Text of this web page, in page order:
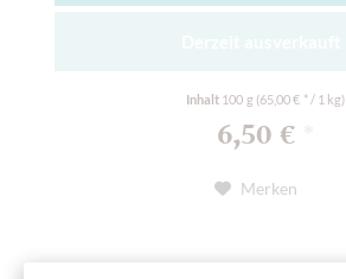
Inhalt 100 g (65,00 € * / 1 kg)
6,50 €
Merken